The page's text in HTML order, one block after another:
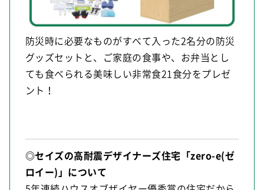
防災時に必要なものがすべて入った2名分の防災
グッズセットと、ご家庭の食事や、お弁当とし
ても食べられる美味しい非常食21食分をプレゼ
ント！
◎セイズの高耐震デザイナーズ住宅「zero-e(ゼ
ロイー)」について